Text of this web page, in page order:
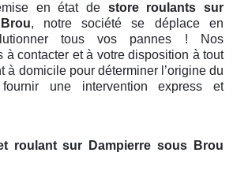
en état de store roulants sur
, notre société se déplace en
tous vos pannes ! Nos
à contacter et à votre disposition à tout
à domicile pour déterminer l’origine du
une intervention express et
roulant sur Dampierre sous Brou